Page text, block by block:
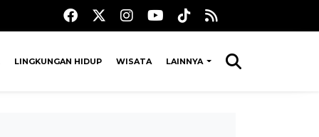
LINGKUNGAN HIDUP WISATA LAINNYA